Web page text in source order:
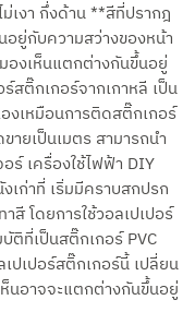
เงา กึ่งด้าน **สีที่ปรากฎ
ยู่กับความสว่างของหน้า
องเห็นแตกต่างกันขึ้นอยู่
สติ๊กเกอร์จากเกาหลี เป็น
งเหมือนการติดสติ๊กเกอร์
ยเป็นเมตร สามารถนำ
ร์ เครื่องใช้ไฟฟ้า DIY
เก่าที่ เริ่มมีคราบสกปรก
สี โดยการใช้วอลเปเปอร์
ที่เป็นสติ๊กเกอร์ PVC
ปเปอร์สติ๊กเกอร์นี้ เปลี่ยน
นอาจจะแตกต่างกันขึ้นอยู่